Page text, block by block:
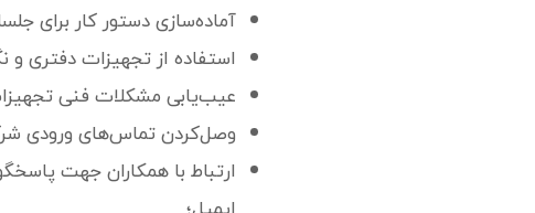
آماده‌سازی دستور کار برای
استفاده از تجهیزات دفتری و
عیب‌یابی مشکلات فنی
وصل‌کردن تماس‌های ورودی
ارتباط با همکاران جهت